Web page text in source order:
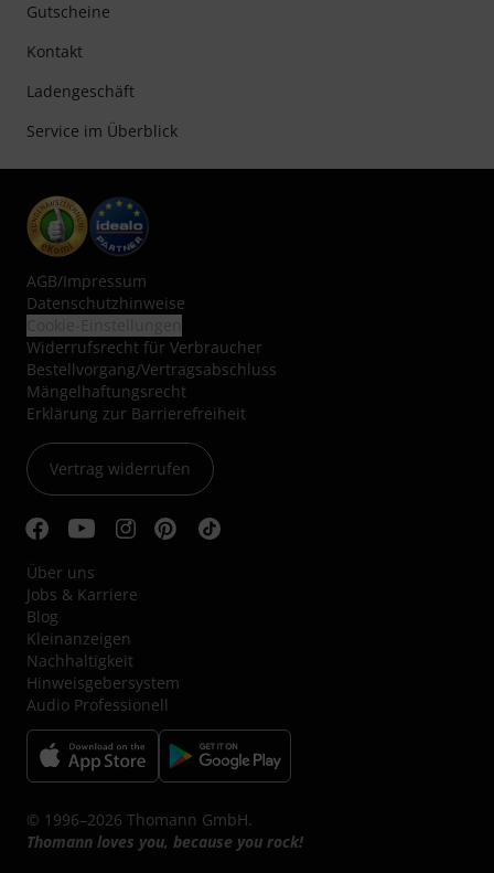
Gutscheine
Kontakt
Ladengeschäft
Service im Überblick
AGB/Impressum
Datenschutzhinweise
Widerrufsrecht für Verbraucher
Bestellvorgang/Vertragsabschluss
Mängelhaftungsrecht
Erklärung zur Barrierefreiheit
Vertrag widerrufen
Über uns
Jobs & Karriere
Blog
Kleinanzeigen
Nachhaltigkeit
Hinweisgebersystem
Audio Professionell
© 1996–2026 Thomann GmbH.
Thomann loves you, because you rock!